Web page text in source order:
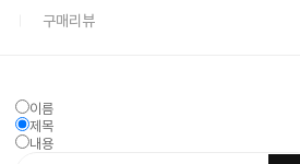
구매리뷰
이름
제목
내용